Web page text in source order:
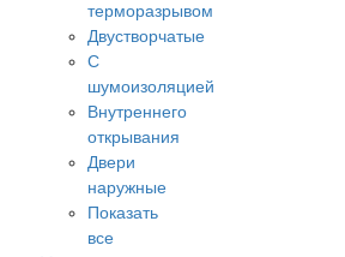
терморазрывом
Двустворчатые
С
шумоизоляцией
Внутреннего
открывания
Двери
наружные
Показать
все